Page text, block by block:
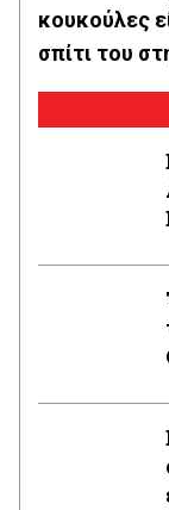
κουκούλες
σπίτι του